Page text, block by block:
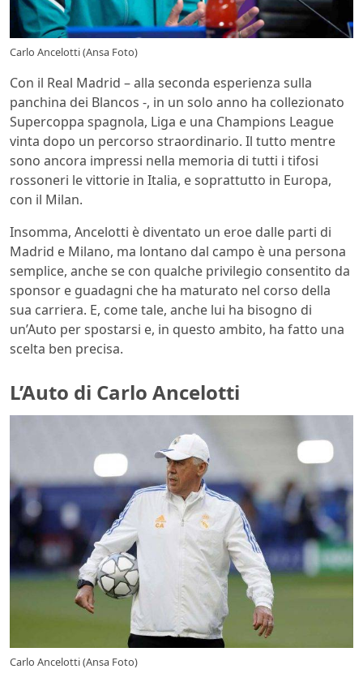
Carlo Ancelotti (Ansa Foto)
Con il Real Madrid – alla seconda esperienza sulla
panchina dei Blancos -, in un solo anno ha collezionato
Supercoppa spagnola, Liga e una Champions League
vinta dopo un percorso straordinario. Il tutto mentre
sono ancora impressi nella memoria di tutti i tifosi
rossoneri le vittorie in Italia, e soprattutto in Europa,
con il Milan.
Insomma, Ancelotti è diventato un eroe dalle parti di
Madrid e Milano, ma lontano dal campo è una persona
semplice, anche se con qualche privilegio consentito da
sponsor e guadagni che ha maturato nel corso della
sua carriera. E, come tale, anche lui ha bisogno di
un’Auto per spostarsi e, in questo ambito, ha fatto una
scelta ben precisa.
L’Auto di Carlo Ancelotti
Carlo Ancelotti (Ansa Foto)